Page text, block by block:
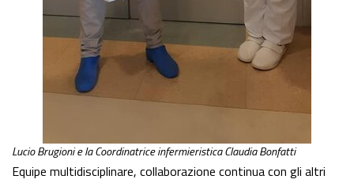
Lucio Brugioni e la Coordinatrice infermieristica Claudia Bonfatti
Equipe multidisciplinare, collaborazione continua con gli altri